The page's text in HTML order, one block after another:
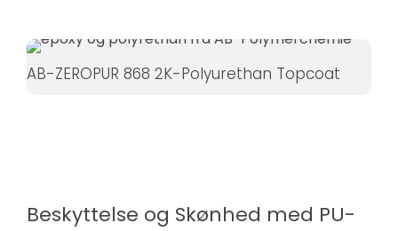
AB-ZEROPUR 868 2K-Polyurethan Topcoat
Beskyttelse og Skønhed med PU-